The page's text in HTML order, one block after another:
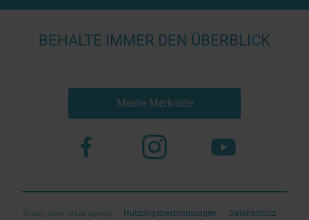
BEHALTE IMMER DEN ÜBERBLICK
Meine Merkliste
© 2023 more virtual agency Nutzungsbestimmungen Datenschutz